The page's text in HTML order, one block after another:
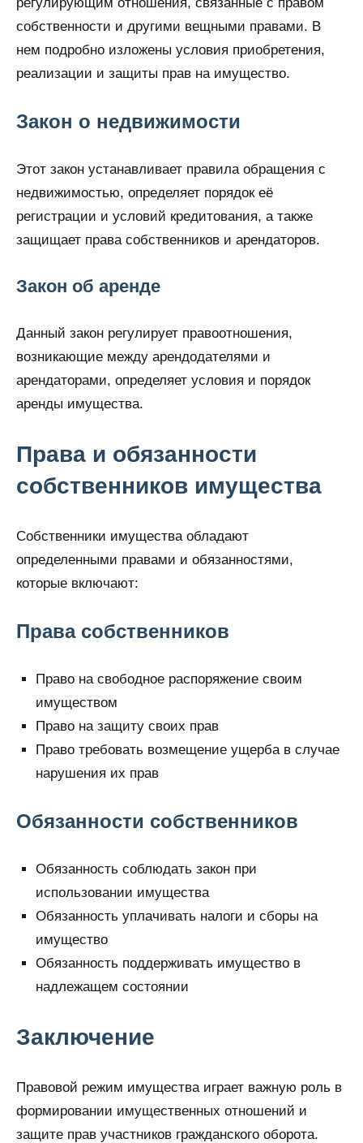
собственности и другими вещными правами. В
нем подробно изложены условия приобретения,
реализации и защиты прав на имущество.
Закон о недвижимости
Этот закон устанавливает правила обращения с
недвижимостью, определяет порядок её
регистрации и условий кредитования, а также
защищает права собственников и арендаторов.
Закон об аренде
Данный закон регулирует правоотношения,
возникающие между арендодателями и
арендаторами, определяет условия и порядок
аренды имущества.
Права и обязанности
собственников имущества
Собственники имущества обладают
определенными правами и обязанностями,
которые включают:
Права собственников
Право на свободное распоряжение своим
имуществом
Право на защиту своих прав
Право требовать возмещение ущерба в случае
нарушения их прав
Обязанности собственников
Обязанность соблюдать закон при
использовании имущества
Обязанность уплачивать налоги и сборы на
имущество
Обязанность поддерживать имущество в
надлежащем состоянии
Заключение
Правовой режим имущества играет важную роль в
формировании имущественных отношений и
защите прав участников гражданского оборота.